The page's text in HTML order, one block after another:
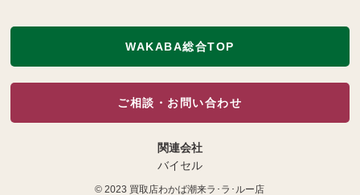
WAKABA総合TOP
ご相談・お問い合わせ
関連会社
バイセル
© 2023 買取店わかば潮来ラ･ラ･ルー店